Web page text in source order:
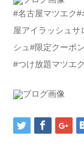
#名古屋マツエク
屋アイラッシュサ
シュ#限定クーポ
#つけ放題マツエ